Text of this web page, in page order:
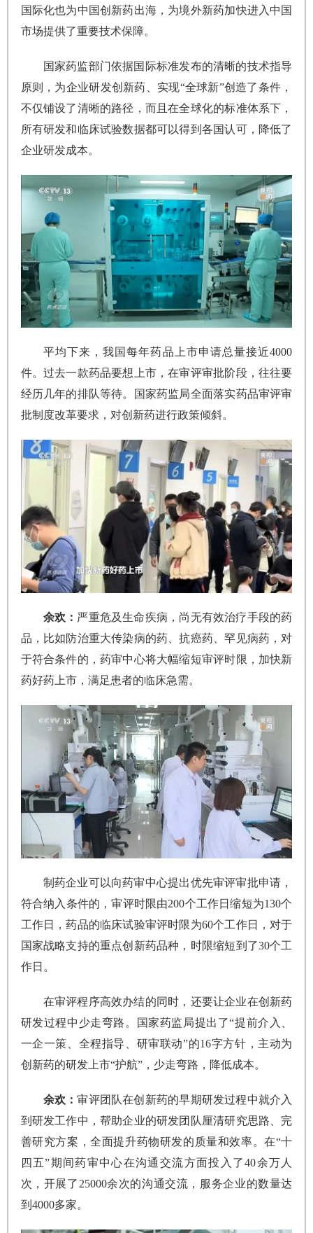
国际化也为中国创新药出海，为境外新药加快进入中国
市场提供了重要技术保障。
国家药监部门依据国际标准发布的清晰的技术指导
原则，为企业研发创新药、实现“全球新”创造了条件，
不仅铺设了清晰的路径，而且在全球化的标准体系下，
所有研发和临床试验数据都可以得到各国认可，降低了
企业研发成本。
平均下来，我国每年药品上市申请总量接近4000
件。过去一款药品要想上市，在审评审批阶段，往往要
经历几年的排队等待。国家药监局全面落实药品审评审
批制度改革要求，对创新药进行政策倾斜。
余欢： 严重危及生命疾病，尚无有效治疗手段的药
品，比如防治重大传染病的药、抗癌药、罕见病药，对
于符合条件的，药审中心将大幅缩短审评时限，加快新
药好药上市，满足患者的临床急需。
制药企业可以向药审中心提出优先审评审批申请，
符合纳入条件的，审评时限由200个工作日缩短为130个
工作日，药品的临床试验审评时限为60个工作日，对于
国家战略支持的重点创新药品种，时限缩短到了30个工
作日。
在审评程序高效办结的同时，还要让企业在创新药
研发过程中少走弯路。国家药监局提出了“提前介入、
一企一策、全程指导、研审联动”的16字方针，主动为
创新药的研发上市“护航”，少走弯路，降低成本。
余欢：审评团队在创新药的早期研发过程中就介入
到研发工作中，帮助企业的研发团队厘清研究思路、完
善研究方案，全面提升药物研发的质量和效率。在“十
四五”期间药审中心在沟通交流方面投入了40余万人
次，开展了25000余次的沟通交流，服务企业的数量达
到4000多家。